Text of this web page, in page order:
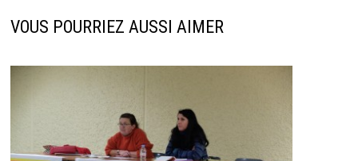
VOUS POURRIEZ AUSSI AIMER